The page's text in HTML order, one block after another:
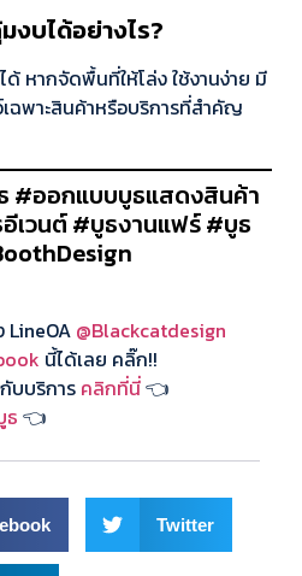
งบได้อย่างไร?
หากจัดพื้นที่ให้โล่ง ใช้งานง่าย มี
ฉพาะสินค้าหรือบริการที่สำคัญ
#ออกแบบบูธแสดงสินค้า
เวนต์ #บูธงานแฟร์ #บูธ
@Blackcatdesign
นี้ได้เลย คลิ๊ก!!
บบริการ คลิกที่นี่👈
ธ 👈
Twitter